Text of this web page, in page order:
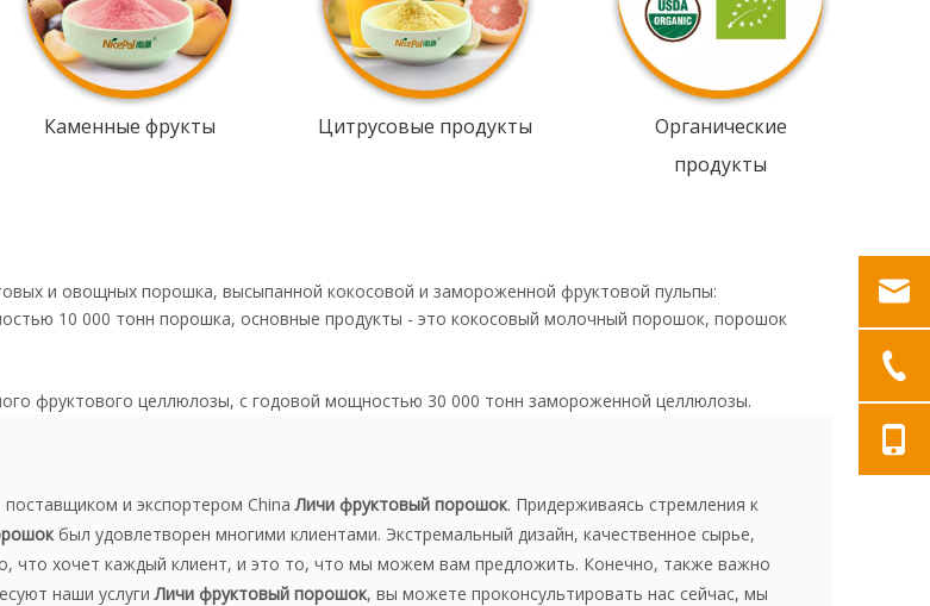
Каменные фрукты Цитрусовые продукты
Органические
продукты
и овощных порошка, высыпанной кокосовой и замороженной фруктовой пульпы:
10 000 тонн порошка, основные продукты - это кокосовый молочный порошок, порошок
фруктового целлюлозы, с годовой мощностью 30 000 тонн замороженной целлюлозы.
и экспортером ChinaЛичи фруктовый порошок. Придерживаясь стремления к
был удовлетворен многими клиентами. Экстремальный дизайн, качественное сырье,
что хочет каждый клиент, и это то, что мы можем вам предложить. Конечно, также важно
наши услугиЛичи фруктовый порошок, вы можете проконсультировать нас сейчас, мы